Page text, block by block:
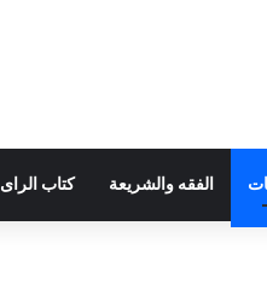
الفقه والشريعة كتاب الراى